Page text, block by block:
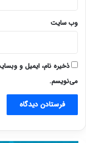
وب‌ سایت
ذخیره نام، ایمیل و
می‌نویسم.